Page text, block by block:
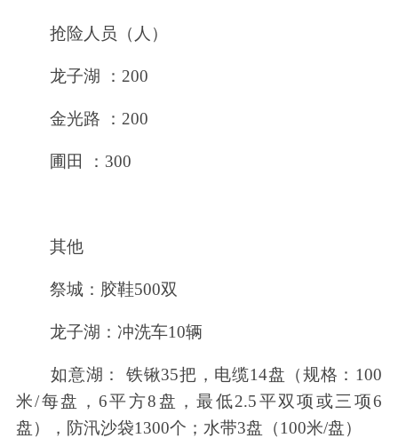
抢险人员（人）
龙子湖 ：200
金光路 ：200
圃田 ：300
其他
祭城：胶鞋500双
龙子湖：冲洗车10辆
如意湖： 铁锹35把，电缆14盘（规格：100
米/每盘，6平方8盘，最低2.5平双项或三项6
盘），防汛沙袋1300个；水带3盘（100米/盘）